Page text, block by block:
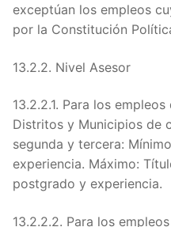
exceptúan los empleos
por la Constitución
13.2.2. Nivel Asesor
13.2.2.1. Para los
Distritos y Municipios de
segunda y tercera:
experiencia. Máximo:
postgrado y experiencia.
13.2.2.2. Para los